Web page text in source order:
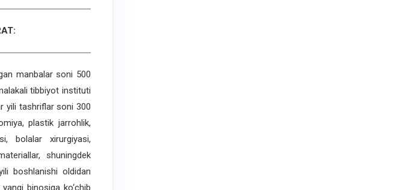
manbalar soni 500
tibbiyot instituti
yili tashriflar soni 300
plastik jarrohlik,
bolalar xirurgiyasi,
shuningdek
boshlanishi oldidan
binosiga ko‘chib